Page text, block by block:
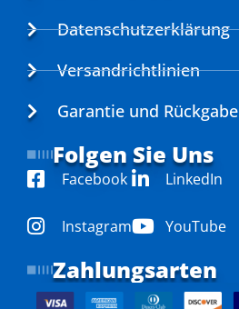
Datenschutzerklärung
Versandrichtlinien
Garantie und Rückgabe
Folgen Sie Uns
Facebook
Instagram
LinkedIn
YouTube
Zahlungsarten